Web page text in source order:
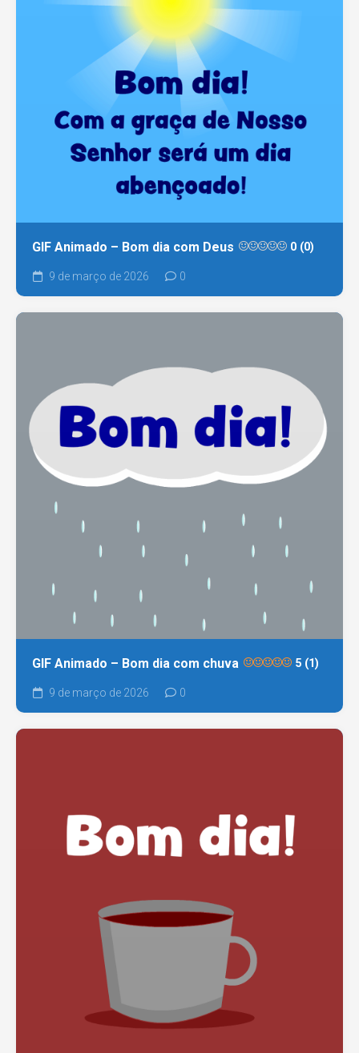
GIF Animado – Bom dia com Deus 0 (0)
9 de março de 2026 0
GIF Animado – Bom dia com chuva 5 (1)
9 de março de 2026 0